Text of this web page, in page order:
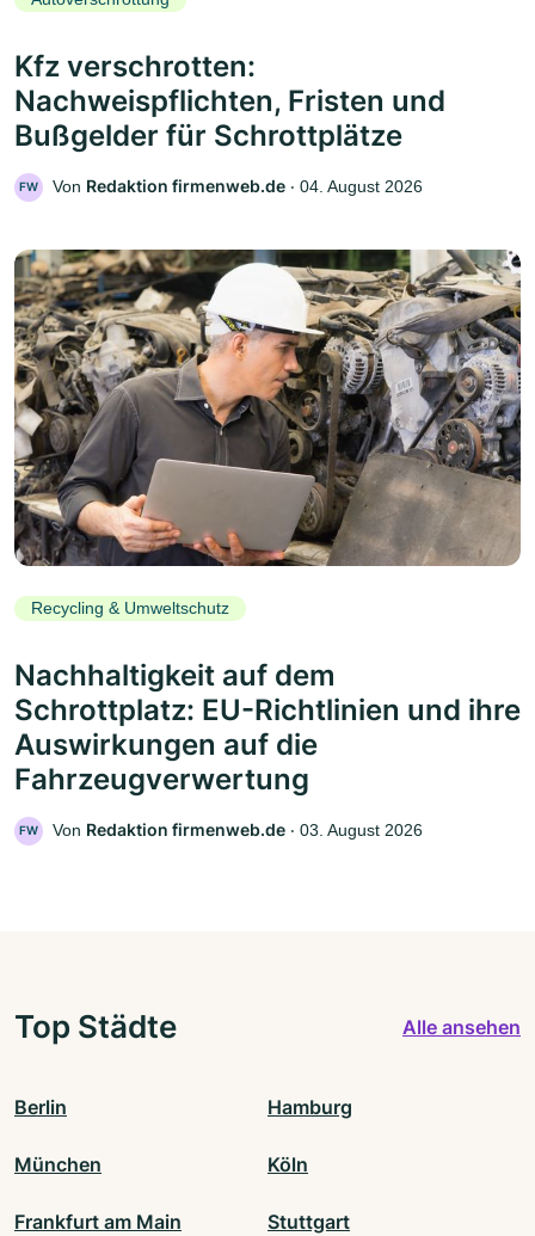
Kfz verschrotten:
Nachweispflichten, Fristen und
Bußgelder für Schrottplätze
FW Von Redaktion firmenweb.de ‧ 04. August 2026
Recycling & Umweltschutz
Nachhaltigkeit auf dem
Schrottplatz: EU-Richtlinien und ihre
Auswirkungen auf die
Fahrzeugverwertung
FW Von Redaktion firmenweb.de ‧ 03. August 2026
Top Städte Alle ansehen
Berlin Hamburg
München Köln
Frankfurt am Main Stuttgart